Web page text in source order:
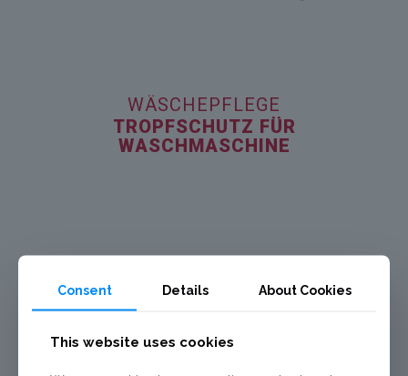
WÄSCHEPFLEGE
TROPFSCHUTZ FÜR
WASCHMASCHINE
Consent Details About Cookies
This website uses cookies